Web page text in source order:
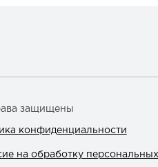
защищены
конфиденциальности
на обработку